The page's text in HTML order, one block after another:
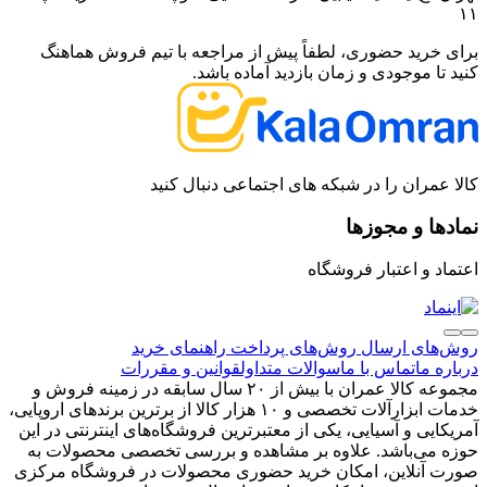
۱۱
برای خرید حضوری، لطفاً پیش از مراجعه با تیم فروش هماهنگ
کنید تا موجودی و زمان بازدید آماده باشد.
کالا عمران را در شبکه های اجتماعی دنبال کنید
نمادها و مجوزها
اعتماد و اعتبار فروشگاه
روش‌های ارسال روش‌های پرداخت راهنمای خرید
درباره ماتماس با ماسوالات متداولقوانین و مقررات
مجموعه کالا عمران با بیش از ۲۰ سال سابقه در زمینه فروش و
خدمات ابزارآلات تخصصی و ۱۰ هزار کالا از برترین برندهای اروپایی،
آمریکایی و آسیایی، یکی از معتبرترین فروشگاه‌های اینترنتی در این
حوزه می‌باشد. علاوه بر مشاهده و بررسی تخصصی محصولات به
صورت آنلاین، امکان خرید حضوری محصولات در فروشگاه مرکزی